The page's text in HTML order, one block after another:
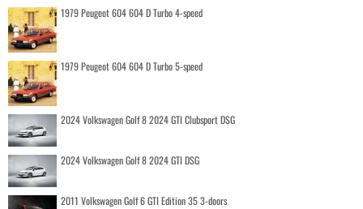
1979 Peugeot 604 604 D Turbo 4-speed
1979 Peugeot 604 604 D Turbo 5-speed
2024 Volkswagen Golf 8 2024 GTI Clubsport DSG
2024 Volkswagen Golf 8 2024 GTI DSG
2011 Volkswagen Golf 6 GTI Edition 35 3-doors